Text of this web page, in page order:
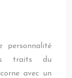
personnalité
traits du
avec un